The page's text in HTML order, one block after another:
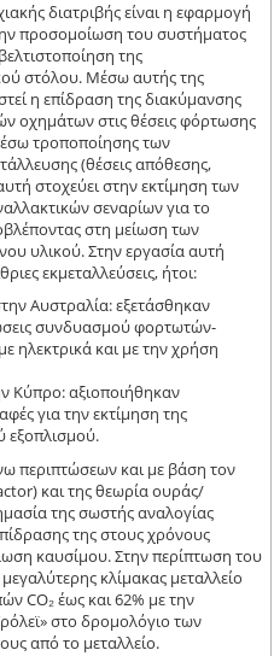
διατριβής είναι η εφαρμογή
προσομοίωση του συστήματος
της
στόλου. Μέσω αυτής της
η επίδραση της διακύμανσης
οχημάτων στις θέσεις φόρτωσης
τροποποίησης των
(θέσεις απόθεσης,
στοχεύει στην εκτίμηση των
σεναρίων για το
στη μείωση των
υλικού. Στην εργασία αυτή
εκμεταλλεύσεις, ήτοι:
Αυστραλία: εξετάσθηκαν
συνδυασμού φορτωτών-
ηλεκτρικά και με την χρήση
Κύπρο: αξιοποιήθηκαν
για την εκτίμηση της
εξοπλισμού.
περιπτώσεων και με βάση τον
και της θεωρία ουράς/
της σωστής αναλογίας
της στους χρόνους
καυσίμου. Στην περίπτωση του
κλίμακας μεταλλείο
CO₂ έως και 62% με την
στο δρομολόγιο των
από το μεταλλείο.